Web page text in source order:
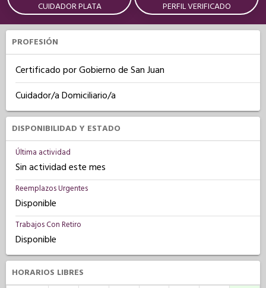
CUIDADOR PLATA PERFIL VERIFICADO
PROFESIÓN
Certificado por Gobierno de San Juan
Cuidador/a Domiciliario/a
DISPONIBILIDAD Y ESTADO
Última actividad
Sin actividad este mes
Reemplazos Urgentes
Disponible
Trabajos Con Retiro
Disponible
HORARIOS LIBRES